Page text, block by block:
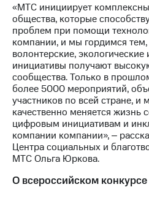
Описание
Еврооблигации-2023
Уведомление
о
погашении
именных
облигаций
Другое
Регистратор
Реквизиты
Контакты
развитие
деловая этика
На главную
«МТС инициирует
общества, которые
проблем при помощи
компании, и мы гордимся
волонтерские,
инициативы получают
сообщества. Только в
более 5000 мероприятий,
участников по всей стране, и
качественно меняется жизнь
цифровым инициативам и
компании компании», ‒
Центра социальных и
МТС Ольга Юркова.
О всероссийском